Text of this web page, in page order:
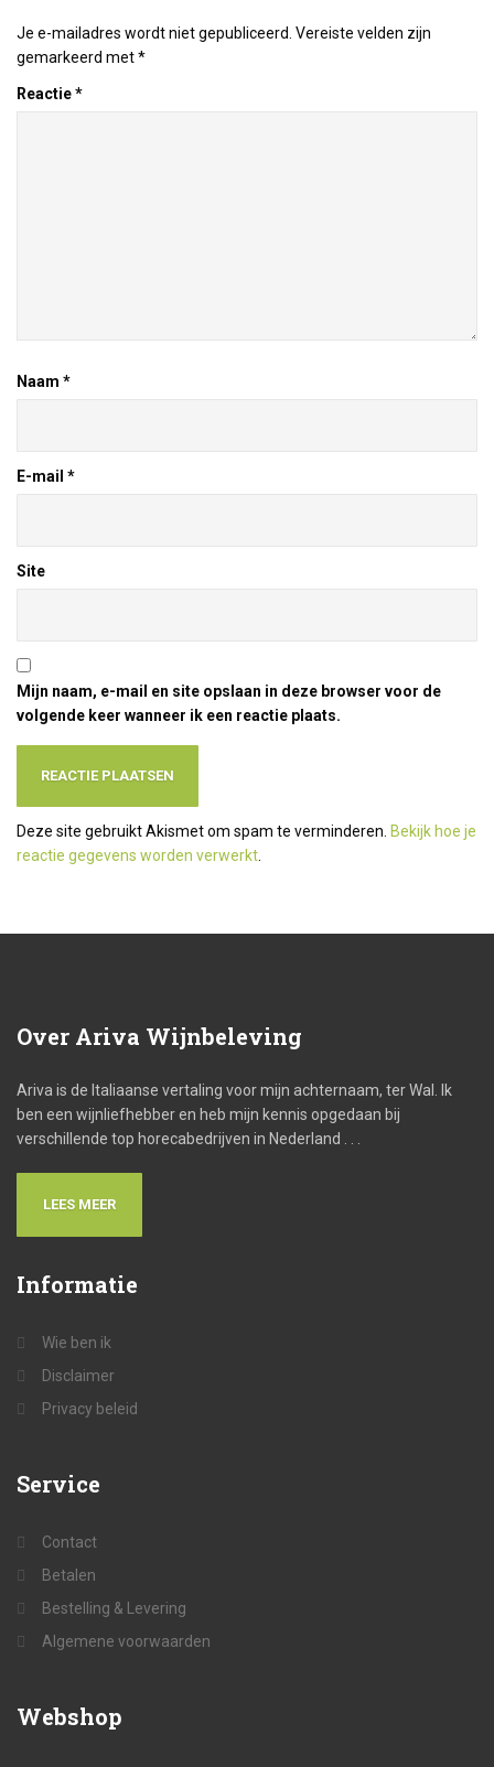
Je e-mailadres wordt niet gepubliceerd. Vereiste velden zijn
gemarkeerd met*
Reactie*
Naam *
E-mail *
Site
Mijn naam, e-mail en site opslaan in deze browser voor de
volgende keer wanneer ik een reactie plaats.
Deze site gebruikt Akismet om spam te verminderen. Bekijk hoe je
reactie gegevens worden verwerkt
Over Ariva Wijnbeleving
Ariva is de Italiaanse vertaling voor mijn achternaam, ter Wal. Ik
ben een wijnliefhebber en heb mijn kennis opgedaan bij
verschillende top horecabedrijven in Nederland . . .
LEES MEER
Informatie
Wie ben ik
Disclaimer
Privacy beleid
Service
Contact
Betalen
Bestelling & Levering
Algemene voorwaarden
Webshop